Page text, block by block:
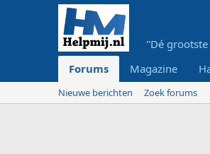
"Dé grootste
Forums
Magazine
Nieuwe berichten Zoek forums